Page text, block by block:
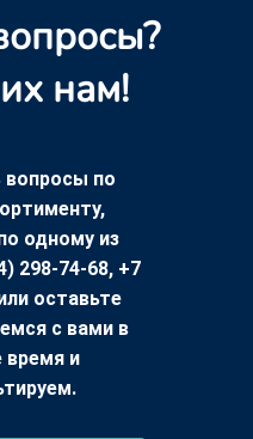
нам!
вопросы по
одному из
298-74-68, +7
оставьте
с вами в
и